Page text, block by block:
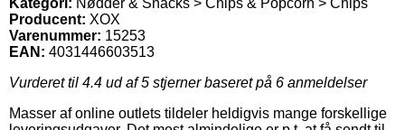
Producent: XOX
Varenummer: 15253
EAN: 4031446603513
Vurderet til 4.4 ud af 5 stjerner baseret på 6 anmeldelser
Masser af online outlets tildeler heldigvis mange forskellige